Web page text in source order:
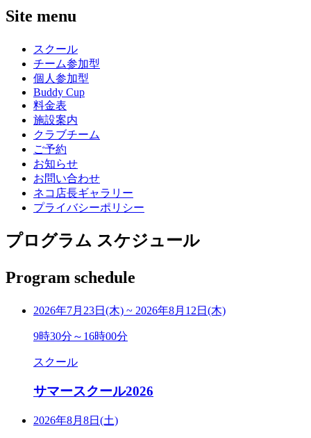
Site menu
スクール
チーム参加型
個人参加型
Buddy Cup
料金表
施設案内
クラブチーム
ご予約
お知らせ
お問い合わせ
ネコ店長ギャラリー
プライバシーポリシー
プログラム スケジュール
Program schedule
2026年7月23日(木) ~ 2026年8月12日(木)
9時30分～16時00分
スクール
サマースクール2026
2026年8月8日(土)